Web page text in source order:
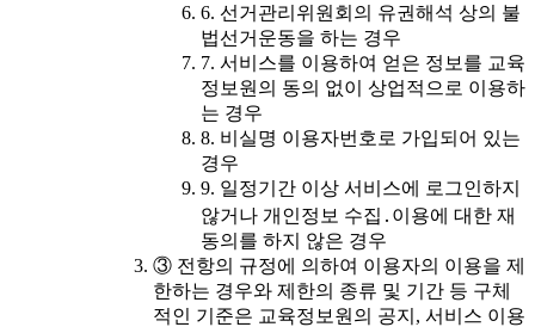
6. 선거관리위원회의 유권해석 상의 불
법선거운동을 하는 경우
7. 서비스를 이용하여 얻은 정보를 교육
정보원의 동의 없이 상업적으로 이용하
는 경우
8. 비실명 이용자번호로 가입되어 있는
경우
9. 일정기간 이상 서비스에 로그인하지
않거나 개인정보 수집․이용에 대한 재
동의를 하지 않은 경우
③ 전항의 규정에 의하여 이용자의 이용을 제
한하는 경우와 제한의 종류 및 기간 등 구체
적인 기준은 교육정보원의 공지, 서비스 이용